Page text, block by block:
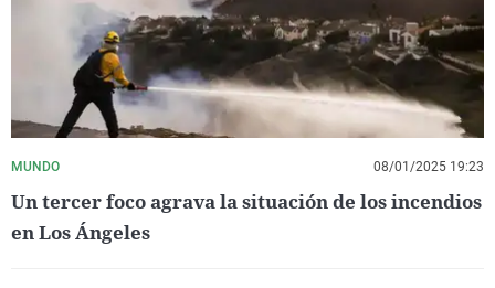
MUNDO 08/01/2025 19:23
Un tercer foco agrava la situación de los incendios
en Los Ángeles